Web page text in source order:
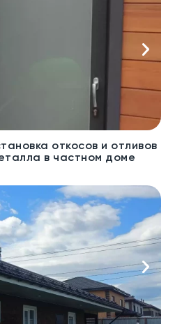
откосов и отливов
в частном доме